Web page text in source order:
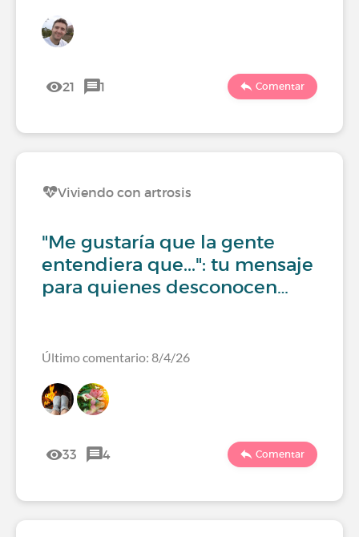
21 1 Comentar
Viviendo con artrosis
"Me gustaría que la gente
entendiera que...": tu mensaje
para quienes desconocen…
Último comentario: 8/4/26
33 4 Comentar